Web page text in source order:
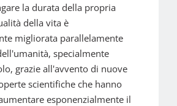
la durata della propria
della vita è
migliorata parallelamente
specialmente
grazie all'avvento di nuove
scientifiche che hanno
esponenzialmente il